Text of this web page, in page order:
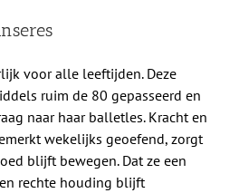
voor alle leeftijden. Deze
ruim de 80 gepasseerd en
naar haar balletles. Kracht en
wekelijks geoefend, zorgt
blijft bewegen. Dat ze een
rechte houding blijft